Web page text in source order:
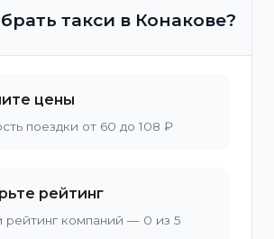
такси в Конакове?
цены
поездки от 60 до 108 ₽
рейтинг
рейтинг компаний — 0 из 5